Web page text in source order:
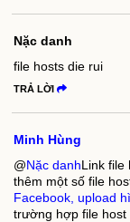
Nặc danh
file hosts die rui
TRẢ LỜI
Minh Hùng
@Nặc danhLink file
thêm một số file
Facebook, upload
trường hợp file host